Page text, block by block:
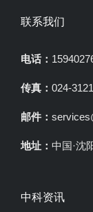
联系我们
电话：
传真： 024-
邮件：
地址： 中国·沈
中科资讯